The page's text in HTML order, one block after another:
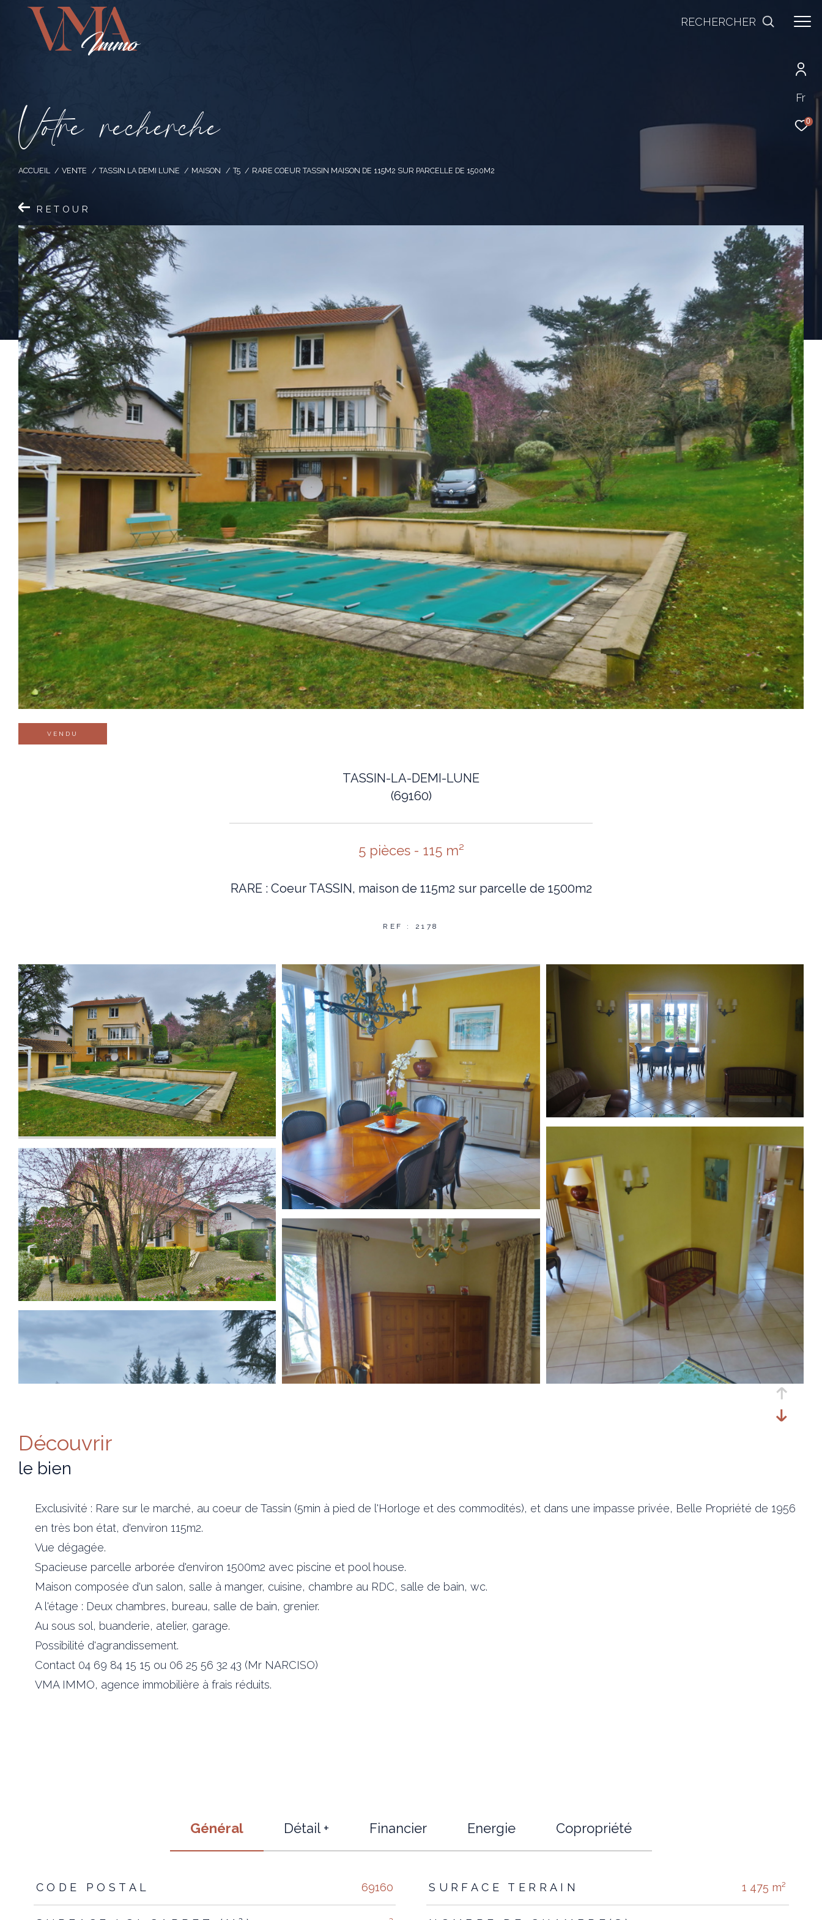
Fr
0
RECHERCHER
Votre recherche
ACCUEIL VENTE TASSIN LA DEMI LUNE MAISON T5 RARE COEUR TASSIN MAISON DE 115M2 SUR PARCELLE DE 1500M2
RETOUR
VENDU
TASSIN-LA-DEMI-LUNE
(69160)
5 pièces - 115 m²
RARE : Coeur TASSIN, maison de 115m2 sur parcelle de 1500m2
REF : 2178
découvrir
le bien
Exclusivité : Rare sur le marché, au coeur de Tassin (5min à pied de l'Horloge et des commodités), et dans une impasse privée, Belle Propriété de 1956
en très bon état, d'environ 115m2.
Vue dégagée.
Spacieuse parcelle arborée d'environ 1500m2 avec piscine et pool house.
Maison composée d'un salon, salle à manger, cuisine, chambre au RDC, salle de bain, wc.
A l'étage : Deux chambres, bureau, salle de bain, grenier.
Au sous sol, buanderie, atelier, garage.
Possibilité d'agrandissement.
Contact 04 69 84 15 15 ou 06 25 56 32 43 (Mr NARCISO)
VMA IMMO, agence immobilière à frais réduits.
Général Détail + Financier Energie Copropriété
TRAD_ZEPHYR_Caracteristique
CODE POSTAL 69160 SURFACE TERRAIN 1 475 m²